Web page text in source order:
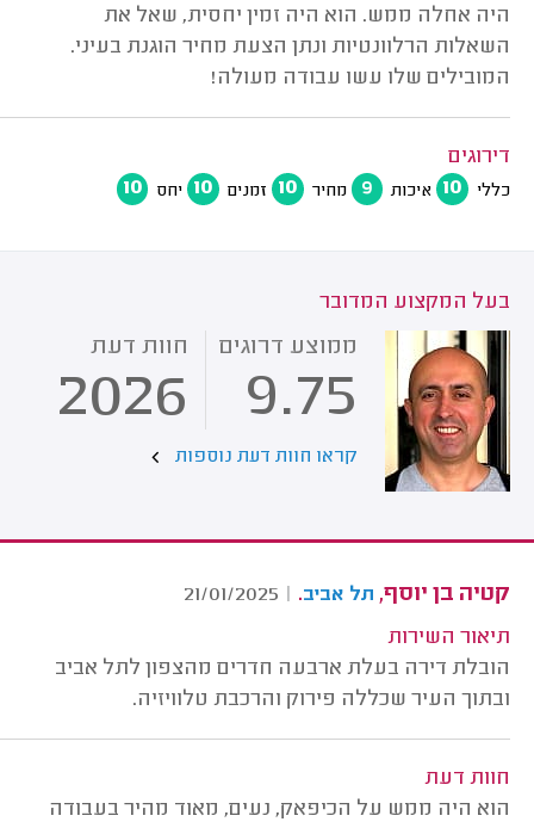
היה אחלה ממש. הוא היה זמין יחסית, שאל את
השאלות הרלוונטיות ונתן הצעת מחיר הוגנת בעיני.
המובילים שלו עשו עבודה מעולה!
דירוגים
כללי 10 איכות 9 מחיר 10 זמנים 10 יחס 10
בעל המקצוע המדובר
ממוצע דרוגים
9.75
חוות דעת
2026
קראו חוות דעת נוספות
קטיה בן יוסף, תל אביב.
|
21/01/2025
תיאור השירות
הובלת דירה בעלת ארבעה חדרים מהצפון לתל אביב
ובתוך העיר שכללה פירוק והרכבת טלוויזיה.
חוות דעת
הוא היה ממש על הכיפאק, נעים, מאוד מהיר בעבודה